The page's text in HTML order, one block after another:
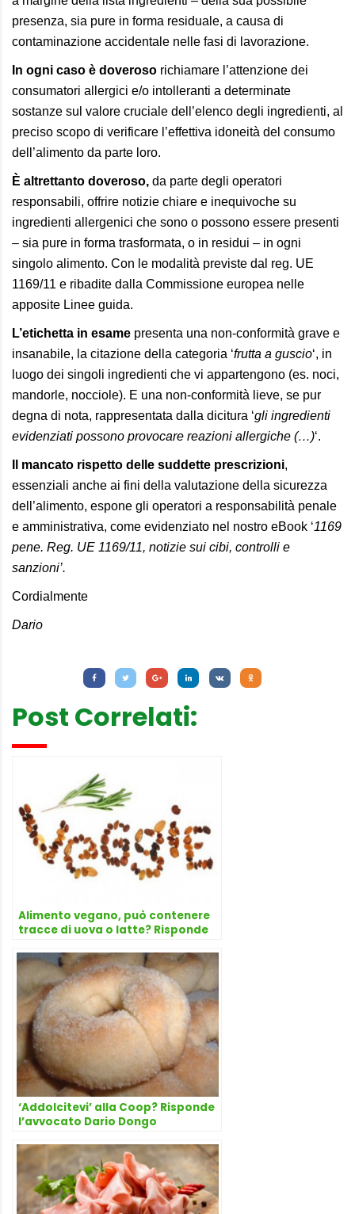
presenza, sia pure in forma residuale, a causa di
contaminazione accidentale nelle fasi di lavorazione.
In ogni caso è doveroso richiamare l’attenzione dei
consumatori allergici e/o intolleranti a determinate
sostanze sul valore cruciale dell’elenco degli ingredienti, al
preciso scopo di verificare l’effettiva idoneità del consumo
dell’alimento da parte loro.
È altrettanto doveroso, da parte degli operatori
responsabili, offrire notizie chiare e inequivoche su
ingredienti allergenici che sono o possono essere presenti
– sia pure in forma trasformata, o in residui – in ogni
singolo alimento. Con le modalità previste dal reg. UE
1169/11 e ribadite dalla Commissione europea nelle
apposite Linee guida.
L’etichetta in esame presenta una non-conformità grave e
insanabile, la citazione della categoria ‘frutta a guscio‘, in
luogo dei singoli ingredienti che vi appartengono (es. noci,
mandorle, nocciole). E una non-conformità lieve, se pur
degna di nota, rappresentata dalla dicitura ‘gli ingredienti
evidenziati possono provocare reazioni allergiche (…)‘.
Il mancato rispetto delle suddette prescrizioni,
essenziali anche ai fini della valutazione della sicurezza
dell’alimento, espone gli operatori a responsabilità penale
e amministrativa, come evidenziato nel nostro eBook ‘1169
pene. Reg. UE 1169/11, notizie sui cibi, controlli e
sanzioni’.
Cordialmente
Dario
Post Correlati:
Alimento vegano, può contenere
tracce di uova o latte? Risponde
‘Addolcitevi’ alla Coop? Risponde
l’avvocato Dario Dongo